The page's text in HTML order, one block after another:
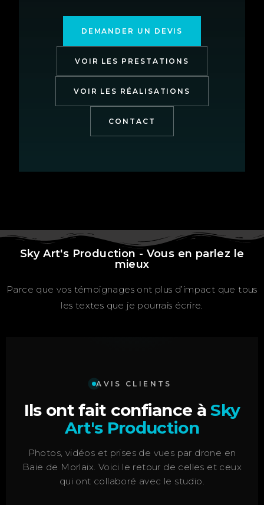
DEMANDER UN DEVIS
VOIR LES PRESTATIONS
VOIR LES RÉALISATIONS
CONTACT
Sky Art's Production - Vous en parlez le
mieux
Parce que vos témoignages ont plus d’impact que tous
les textes que je pourrais écrire.
AVIS CLIENTS
Ils ont fait confiance àSky
Art's Production
Photos, vidéos et prises de vues par drone en
Baie de Morlaix. Voici le retour de celles et ceux
qui ont collaboré avec le studio.